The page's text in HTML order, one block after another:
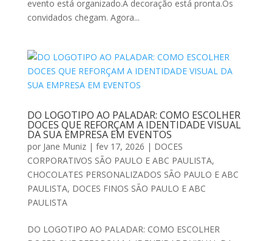
evento está organizado.A decoração está pronta.Os
convidados chegam. Agora...
DO LOGOTIPO AO PALADAR: COMO ESCOLHER
DOCES QUE REFORÇAM A IDENTIDADE VISUAL
DA SUA EMPRESA EM EVENTOS
por Jane Muniz| fev 17, 2026 | DOCES
CORPORATIVOS SÃO PAULO E ABC PAULISTA,
CHOCOLATES PERSONALIZADOS SÃO PAULO E ABC
PAULISTA, DOCES FINOS SÃO PAULO E ABC
PAULISTA
DO LOGOTIPO AO PALADAR: COMO ESCOLHER